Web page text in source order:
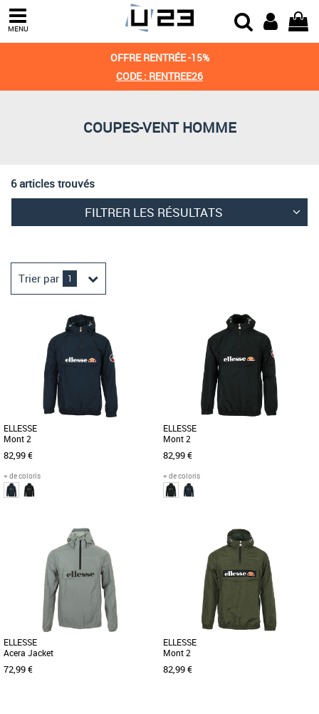
MENU
OFFRE RENTRÉE -15%
CODE : RENTREE26
COUPES-VENT HOMME
6 articles trouvés
FILTRER LES RÉSULTATS
Trier par 1
Trier par
Derniers arrivages
Meilleures remises
ELLESSE
Mont 2
82,99 €
+ de coloris
Coupes-vent homme
Depuis 1959 Ellesse se démarque par
une philosophie et un style uniques. Le
concept: du sportswear de [...]
ELLESSE
Mont 2
82,99 €
+ de coloris
Coupes-vent homme
Depuis 1959 Ellesse se démarque par
une philosophie et un style uniques. Le
concept: du sportswear de [...]
ELLESSE
Acera Jacket
72,99 €
ELLESSE
Mont 2
82,99 €